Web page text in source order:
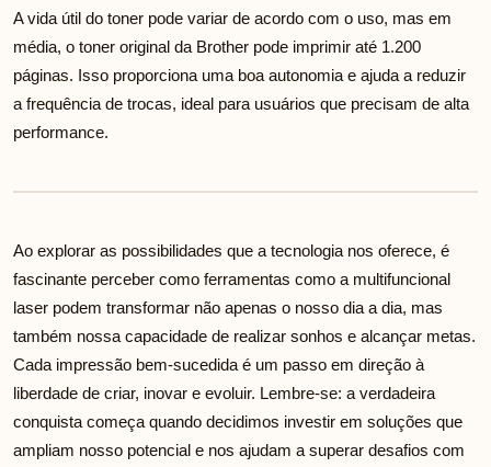
A vida útil do toner pode variar de acordo com o uso, mas em
média, o toner original da Brother pode imprimir até 1.200
páginas. Isso proporciona uma boa autonomia e ajuda a reduzir
a frequência de trocas, ideal para usuários que precisam de alta
performance.
Ao explorar as possibilidades que a tecnologia nos oferece, é
fascinante perceber como ferramentas como a multifuncional
laser podem transformar não apenas o nosso dia a dia, mas
também nossa capacidade de realizar sonhos e alcançar metas.
Cada impressão bem-sucedida é um passo em direção à
liberdade de criar, inovar e evoluir. Lembre-se: a verdadeira
conquista começa quando decidimos investir em soluções que
ampliam nosso potencial e nos ajudam a superar desafios com